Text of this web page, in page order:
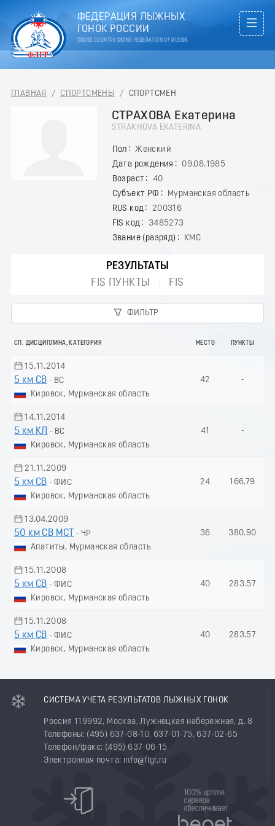
ФЕДЕРАЦИЯ ЛЫЖНЫХ
ГОНОК РОССИИ
CROSS COUNTRY SKIING FEDERATION OF RUSSIA
ГЛАВНАЯ / СПОРТСМЕНЫ / СПОРТСМЕН
СТРАХОВА Екатерина
STRAKHOVA EKATERINA
Пол
Женский
Дата рождения
09.08.1985
Возраст
40
Субъект РФ
Мурманская область
RUS код
200316
FIS код
3485273
Звание (разряд)
КМС
РЕЗУЛЬТАТЫ
FIS ПУНКТЫ
FIS
ФИЛЬТР
СП. ДИСЦИПЛИНА, КАТЕГОРИЯ МЕСТО ПУНКТЫ
15.11.2014
5 км СВ - ВС
Кировск, Мурманская область
42 -
14.11.2014
5 км КЛ
- ВС
Кировск, Мурманская область
41 -
21.11.2009
5 км СВ - ФИС
Кировск, Мурманская область
24 166.79
13.04.2009
50 км СВ МСТ
- ЧР
Апатиты, Мурманская область
36 380.90
15.11.2008
5 км СВ - ФИС
Кировск, Мурманская область
40 283.57
15.11.2008
5 км СВ - ФИС
Кировск, Мурманская область
40 283.57
СИСТЕМА УЧЕТА РЕЗУЛЬТАТОВ ЛЫЖНЫХ ГОНОК
Россия 119992, Москва, Лужнецкая набережная, д. 8
Телефоны: (495) 637-08-10, 637-01-75, 637-02-65
Телефон/факс: (495) 637-06-15
Электронная почта: info@flgr.ru